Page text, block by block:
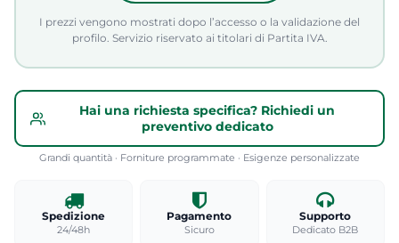
I prezzi vengono mostrati dopo l’accesso o la validazione del
profilo. Servizio riservato ai titolari di Partita IVA.
Hai una richiesta specifica? Richiedi un
preventivo dedicato
Grandi quantità · Forniture programmate · Esigenze personalizzate
Spedizione
24/48h
Pagamento
Sicuro
Supporto
Dedicato B2B